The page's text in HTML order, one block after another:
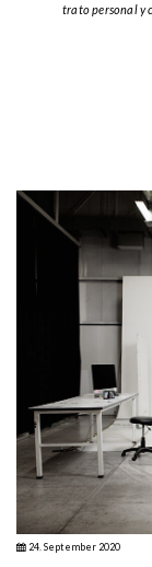
trato personal y
24. September 2020